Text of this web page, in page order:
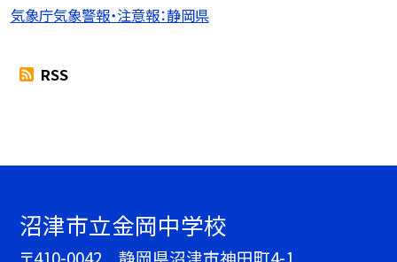
気象庁気象警報・注意報：静岡県
RSS
沼津市立金岡中学校